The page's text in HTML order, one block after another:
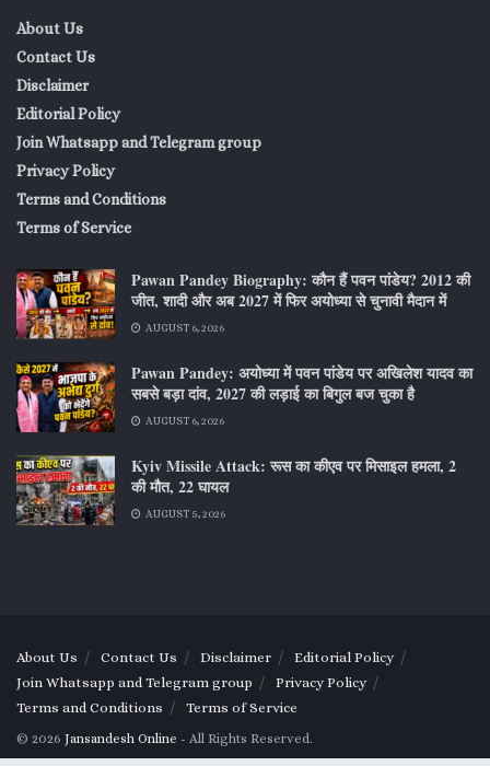
About Us
Contact Us
Disclaimer
Editorial Policy
Join Whatsapp and Telegram group
Privacy Policy
Terms and Conditions
Terms of Service
Pawan Pandey Biography: कौन हैं पवन पांडेय? 2012 की
जीत, शादी और अब 2027 में फिर अयोध्या से चुनावी मैदान में
AUGUST 6, 2026
Pawan Pandey: अयोध्या में पवन पांडेय पर अखिलेश यादव का
सबसे बड़ा दांव, 2027 की लड़ाई का बिगुल बज चुका है
AUGUST 6, 2026
Kyiv Missile Attack: रूस का कीएव पर मिसाइल हमला, 2
की मौत, 22 घायल
AUGUST 5, 2026
About Us Contact Us Disclaimer
Editorial Policy
Join Whatsapp and Telegram group
Privacy Policy
Terms and Conditions
Terms of Service
© 2026 Jansandesh Online - All Rights Reserved.